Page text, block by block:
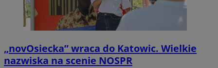
„novOsiecka” wraca do Katowic. Wielkie
nazwiska na scenie NOSPR